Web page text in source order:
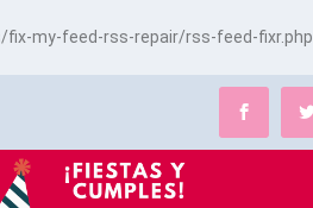
my-feed-rss-repair/rss-feed-fixr.php